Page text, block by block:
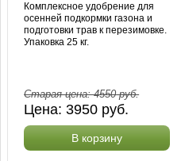
Комплексное удобрение для
осенней подкормки газона и
подготовки трав к перезимовке.
Упаковка 25 кг.
Старая цена:4550руб.
Цена:3950 руб.
В корзину